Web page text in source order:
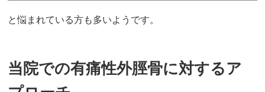
と悩まれている方も多いようです。
当院での有痛性外脛骨に対するア